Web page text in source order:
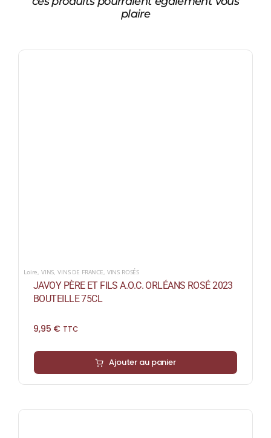
plaire
Loire, VINS,VINS DE FRANCE, VINS ROSÉS
JAVOY PÈRE ET FILS A.O.C. ORLÉANS ROSÉ 2023
BOUTEILLE 75CL
9,95 € TTC
Ajouter au panier